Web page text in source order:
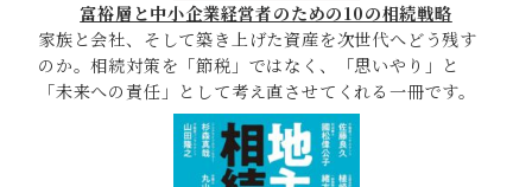
富裕層と中小企業経営者のための10の相続戦略
家族と会社、そして築き上げた資産を次世代へどう残す
のか。相続対策を「節税」ではなく、「思いやり」と
「未来への責任」として考え直させてくれる一冊です。